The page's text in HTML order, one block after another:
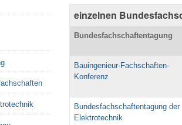
einzelnen
Bundesfachschaftentagung
Bauingenieur-Fachschaften-
Konferenz
Bundesfachschaftentagung der
Elektrotechnik